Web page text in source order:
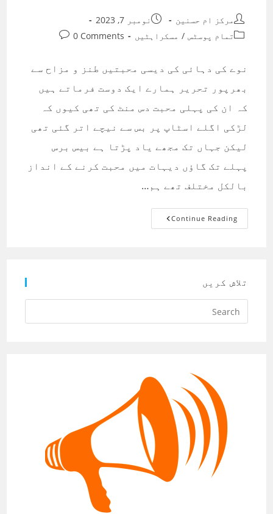
Post
author:
مرکز ام حسنین
Post
published:
نومبر 7, 2023
Postتمام پوسٹس / مسکراہٹیں
Post
0 Comments
نوے کی دہائی کی دیسی محبتیں طنز و مزاح سے
بھرپور تحریر ہمارے ایک دوست فرماتے ہیں
کہ ان کی پہلی محبت دس منٹ کی تھی کیوں کہ
لڑکی اگلے اسٹاپ پر بس سے نیچے اتر گئی تھی
لیکن جہاں تک مجھے یاد پڑتا ہے بیس برس
پہلے تک گاؤں دیہات میں محبت کرنے کے انداز
بالکل مختلف تھے ہم…
Continue Readingنوے
کی
تلاش کریں